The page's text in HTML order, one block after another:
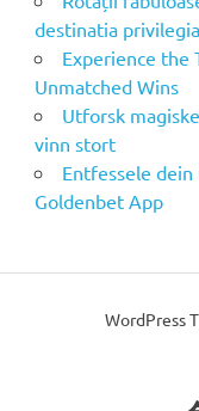
destinatia
Experience the
Unmatched Wins
Utforsk
vinn stort
Entfessele
Goldenbet App
WordPress